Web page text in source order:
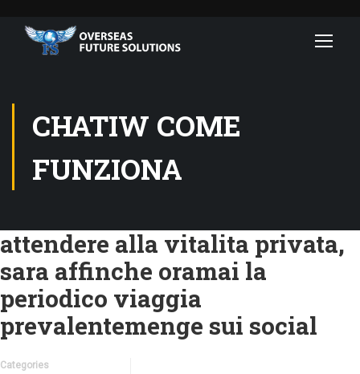
CHATIW COME
FUNZIONA
attendere alla vitalita privata,
sara affinche oramai la
periodico viaggia
prevalentemenge sui social
Categories